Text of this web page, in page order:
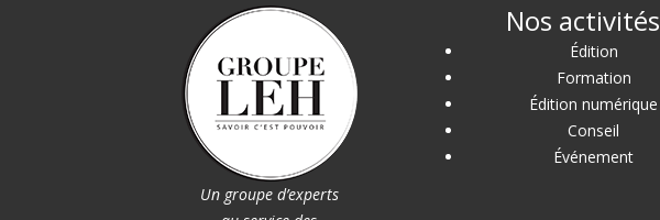
Un groupe d’experts
Nos activités
Édition
Formation
Édition numérique
Conseil
Événement